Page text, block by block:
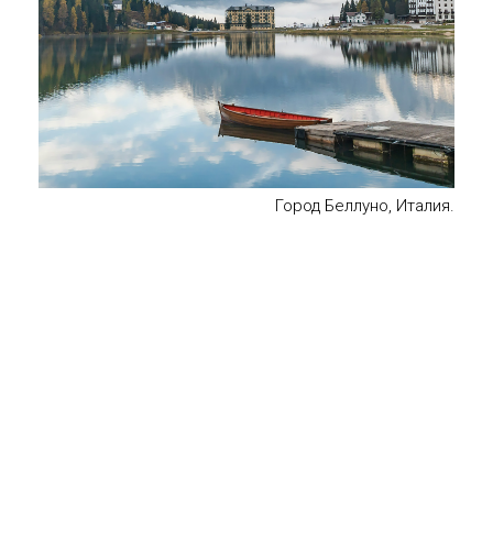
Город Беллуно, Италия.